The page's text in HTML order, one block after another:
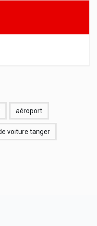
aéroport
voiture tanger